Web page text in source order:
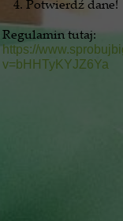
Potwierdź dane!
Regulamin tutaj:
https://
v=bHHTyKYJZ6Ya